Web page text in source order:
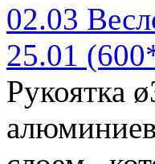
02.03
25.01
Рукоятка